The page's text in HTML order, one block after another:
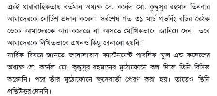
এরই ধারাবাহিকতায় বর্তমান অধ্যক্ষ লে. কর্নেল মো. কুদ্দুসুর রহমান তিনবার
আমাদেরকে নোটিশ প্রদান করেন। সর্বশেষ গত ৩১ মার্চ গভর্নিং বডির বৈঠক
ডেকে আমাদেরকে আর কলেজে না আসতে মৌখিকভাবে জানিয়ে দেন। তবে
আমাদেরকে লিখিতভাবে এখনও কিছু জানানো হয়নি।’
সার্বিক বিষয়ে জানতে জালালাবাদ ক্যান্টনমেন্ট পাবলিক স্কুল এন্ড কলেজের
অধ্যক্ষ লে. কর্নেল মো. কুদ্দুসুর রহমানের মুঠোফোনে কল দিলে তিনি রিসিভ
করেননি। পরে তাঁর মুঠোফোনে ক্ষুদেবার্তা প্রেরণ করা হয়। তাতেও তিনি
প্রতিউত্তর দেননি।